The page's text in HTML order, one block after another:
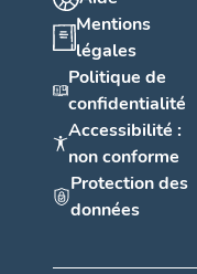
Mentions
légales
Politique de
confidentialité
Accessibilité :
non conforme
Protection des
données